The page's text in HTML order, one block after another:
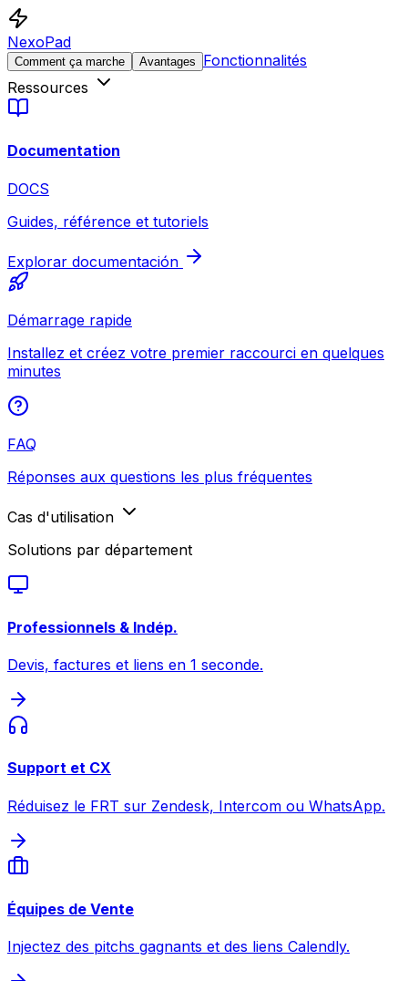
NexoPad
Comment ça marche Avantages
Fonctionnalités
Ressources
Documentation
DOCS
Guides, référence et tutoriels
Explorar documentación
Démarrage rapide
Installez et créez votre premier raccourci en quelques
minutes
FAQ
Réponses aux questions les plus fréquentes
Cas d'utilisation
Solutions par département
Professionnels & Indép.
Devis, factures et liens en 1 seconde.
Support et CX
Réduisez le FRT sur Zendesk, Intercom ou WhatsApp.
Équipes de Vente
Injectez des pitchs gagnants et des liens Calendly.